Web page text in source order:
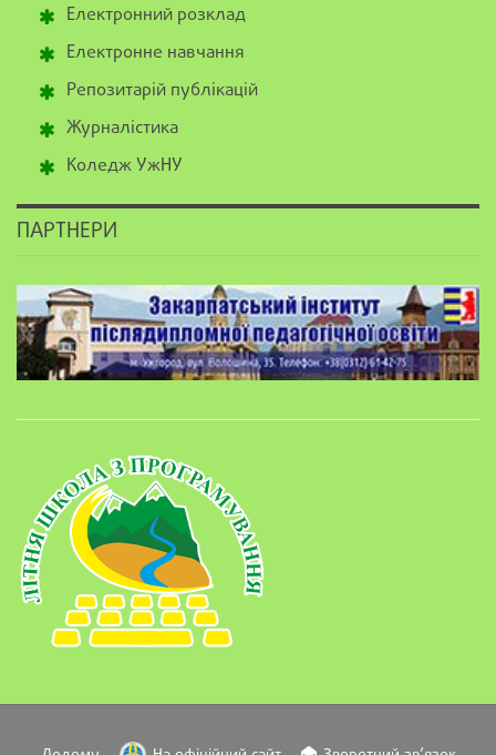
Електронний розклад
Електронне навчання
Репозитарій публікацій
Журналістика
Коледж УжНУ
ПАРТНЕРИ